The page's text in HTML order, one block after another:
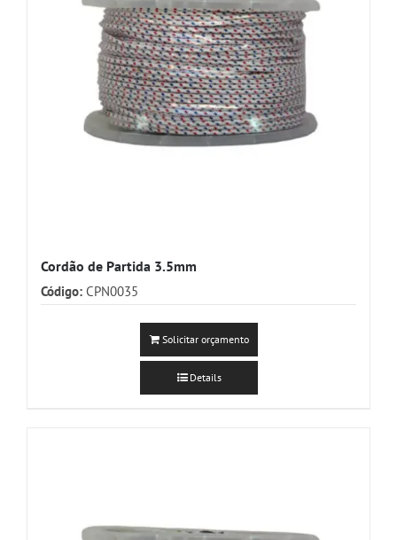
Cordão de Partida 3.5mm
Código: CPN0035
Solicitar orçamento
Details